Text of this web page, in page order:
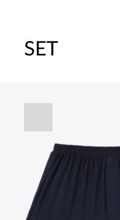
주말특가
[썸머블프] 2
SET